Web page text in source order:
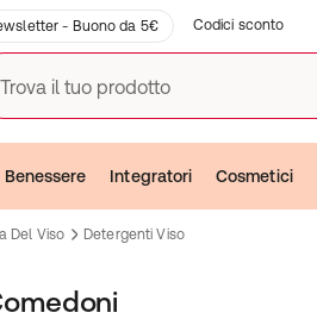
- Buono da 5€ Codici sconto
Trova il tuo prodotto
Benessere Integratori Cosmetici
Del Viso Detergenti Viso